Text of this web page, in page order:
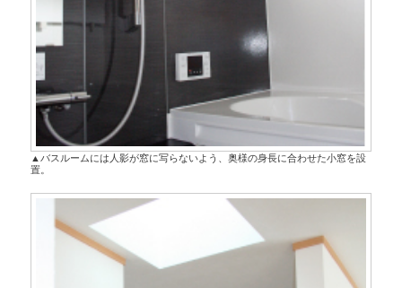
▲バスルームには人影が窓に写らないよう、奥様の身長に合わせた小窓を設
置。